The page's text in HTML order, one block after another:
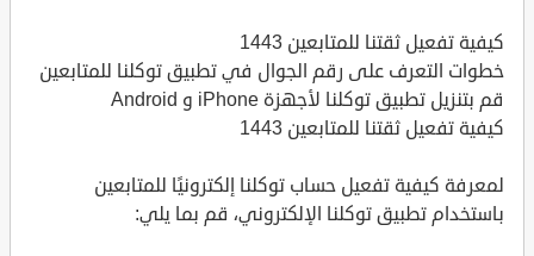
كيفية تفعيل ثقتنا للمتابعين 1443
خطوات التعرف على رقم الجوال في تطبيق توكلنا للمتابعين
قم بتنزيل تطبيق توكلنا لأجهزة iPhone و Android
كيفية تفعيل ثقتنا للمتابعين 1443
لمعرفة كيفية تفعيل حساب توكلنا إلكترونيًا للمتابعين
باستخدام تطبيق توكلنا الإلكتروني، قم بما يلي: